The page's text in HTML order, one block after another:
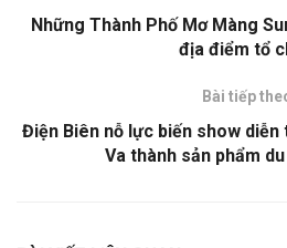
Những Thành Phố Mơ Màng
địa điểm tổ
Bài tiếp
Điện Biên nỗ lực biến show diễn
Va thành sản phẩm